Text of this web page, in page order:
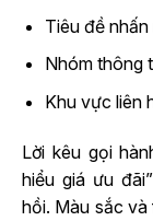
Tiêu đề
Nhóm thông
Khu vực liên
Lời kêu gọi
hiểu giá ưu
hồi. Màu sắc